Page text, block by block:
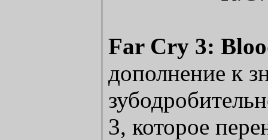
Far Cry 3:
дополнение к
3, которое